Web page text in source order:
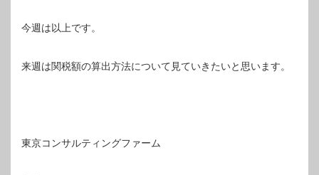
今週は以上です。
来週は関税額の算出方法について見ていきたいと思います。
東京コンサルティングファーム